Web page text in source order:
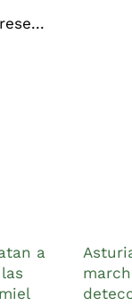
a